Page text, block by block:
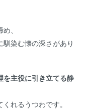
、
染む懐の深さがあり
を主役に引き立てる静
れるうつわです。